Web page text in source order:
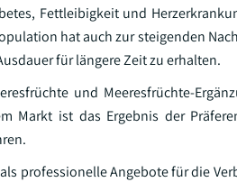
Fettleibigkeit und
hat auch zur steigenden
für längere Zeit zu erhalten.
und Meeresfrüchte-
Markt ist das Ergebnis der
professionelle Angebote für die